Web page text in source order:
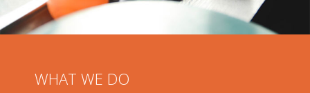
WHAT WE DO